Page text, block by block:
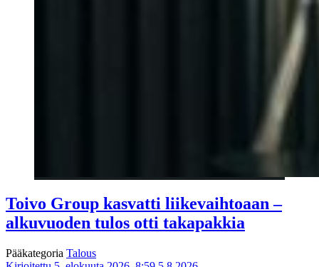
Toivo Group kasvatti liikevaihtoaan –
alkuvuoden tulos otti takapakkia
Pääkategoria Talous